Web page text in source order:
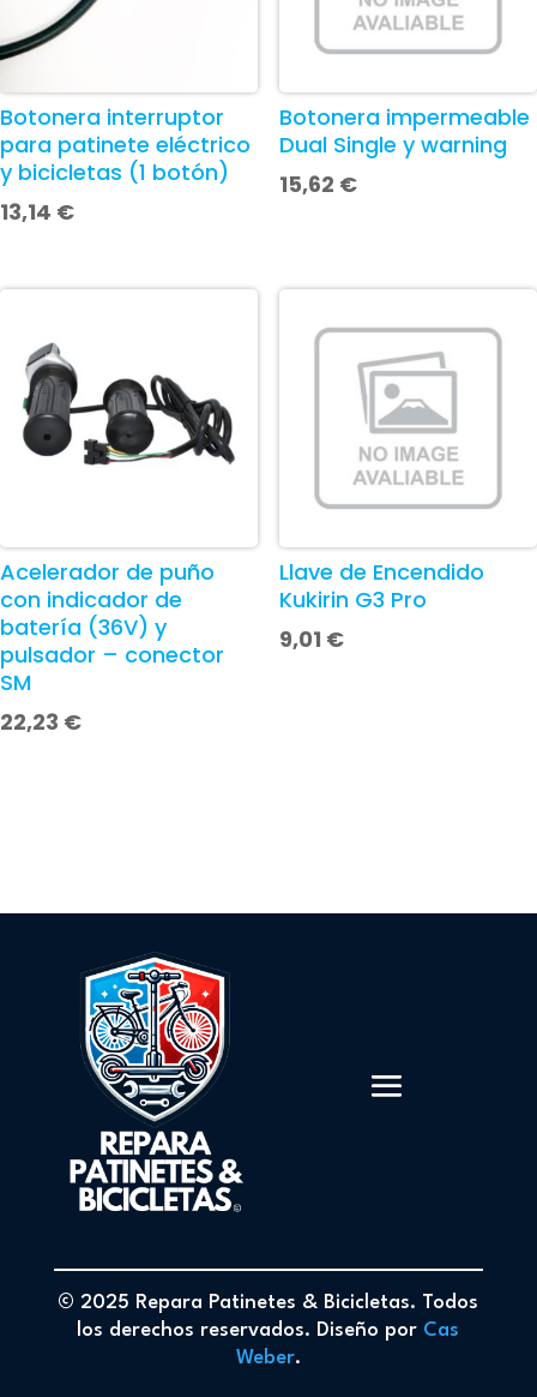
Botonera interruptor
para patinete eléctrico
y bicicletas (1 botón)
13,14 €
Botonera impermeable
Dual Single y warning
15,62 €
Acelerador de puño
con indicador de
batería (36V) y
pulsador – conector
SM
22,23 €
Llave de Encendido
Kukirin G3 Pro
9,01 €
© 2025 Repara Patinetes & Bicicletas. Todos
los derechos reservados. Diseño por Cas
Weber.